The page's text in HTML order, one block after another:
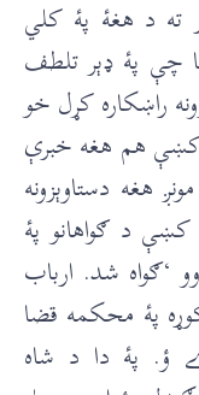
ته د هغۀ پۀ کلي
چې پۀ ډېر تلطف
راښکاره کړل خو
هم هغه خبرې
هغه دستاوېزونه
د ګواهانو پۀ
‘ګواه شد. ارباب
پۀ محکمه قضا
شوے ؤ. پۀ دا د شاه